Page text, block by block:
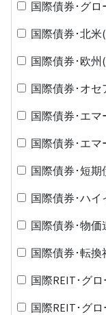
国際債券･グロ
国際債券･北米
国際債券･欧州
国際債券･オセ
国際債券･エマ
国際債券･エマ
国際債券･短期
国際債券･ハイ
国際債券･物価
国際債券･転換
国際REIT･グ
国際REIT･グ